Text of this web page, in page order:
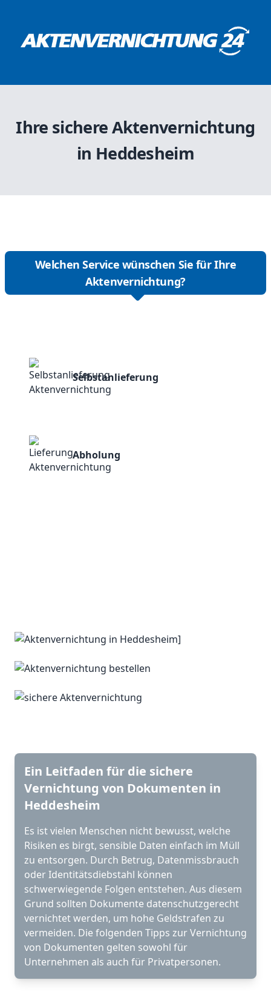
Ihre sichere Aktenvernichtung
in Heddesheim
Welchen Service wünschen Sie für Ihre
Aktenvernichtung?
Selbstanlieferung
Abholung
Ein Leitfaden für die sichere
Vernichtung von Dokumenten in
Heddesheim
Es ist vielen Menschen nicht bewusst, welche
Risiken es birgt, sensible Daten einfach im Müll
zu entsorgen. Durch Betrug, Datenmissbrauch
oder Identitätsdiebstahl können
schwerwiegende Folgen entstehen. Aus diesem
Grund sollten Dokumente datenschutzgerecht
vernichtet werden, um hohe Geldstrafen zu
vermeiden. Die folgenden Tipps zur Vernichtung
von Dokumenten gelten sowohl für
Unternehmen als auch für Privatpersonen.